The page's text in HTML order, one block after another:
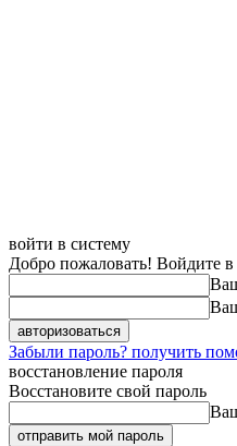
войти в систему
Добро пожаловать! Войдите
Забыли пароль? получить
восстановление пароля
Восстановите свой пароль